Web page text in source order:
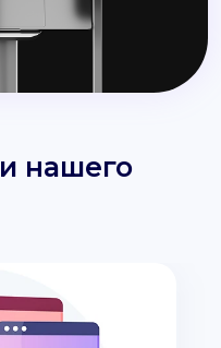
нашего